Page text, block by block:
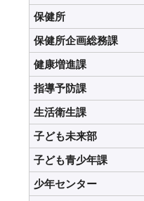
保健所
保健所企画総務課
健康増進課
指導予防課
生活衛生課
子ども未来部
子ども青少年課
少年センター